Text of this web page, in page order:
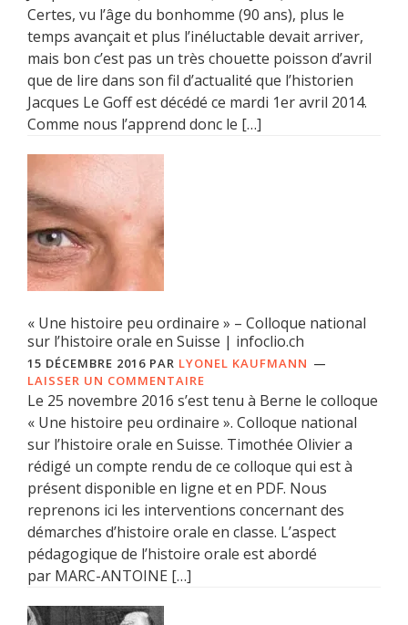
Certes, vu l’âge du bonhomme (90 ans), plus le
temps avançait et plus l’inéluctable devait arriver,
mais bon c’est pas un très chouette poisson d’avril
que de lire dans son fil d’actualité que l’historien
Jacques Le Goff est décédé ce mardi 1er avril 2014.
Comme nous l’apprend donc le […]
« Une histoire peu ordinaire » – Colloque national
sur l’histoire orale en Suisse | infoclio.ch
15 DÉCEMBRE 2016 PAR LYONEL KAUFMANN
LAISSER UN COMMENTAIRE
Le 25 novembre 2016 s’est tenu à Berne le colloque
« Une histoire peu ordinaire ». Colloque national
sur l’histoire orale en Suisse. Timothée Olivier a
rédigé un compte rendu de ce colloque qui est à
présent disponible en ligne et en PDF. Nous
reprenons ici les interventions concernant des
démarches d’histoire orale en classe. L’aspect
pédagogique de l’histoire orale est abordé
par MARC-ANTOINE […]